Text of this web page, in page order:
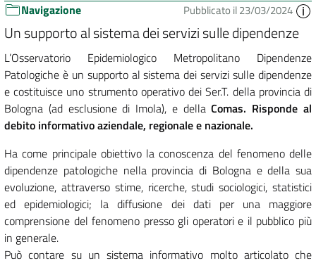
Navigazione Pubblicato il 23/03/2024
Un supporto al sistema dei servizi sulle dipendenze
L’Osservatorio Epidemiologico Metropolitano Dipendenze
Patologiche è un supporto al sistema dei servizi sulle dipendenze
e costituisce uno strumento operativo dei Ser.T. della provincia di
Bologna (ad esclusione di Imola), e dellaComas. Risponde al
debito informativo aziendale, regionale e nazionale.
Ha come principale obiettivo la conoscenza del fenomeno delle
dipendenze patologiche nella provincia di Bologna e della sua
evoluzione, attraverso stime, ricerche, studi sociologici, statistici
ed epidemiologici; la diffusione dei dati per una maggiore
comprensione del fenomeno presso gli operatori e il pubblico più
in generale.
Può contare su un sistema informativo molto articolato che